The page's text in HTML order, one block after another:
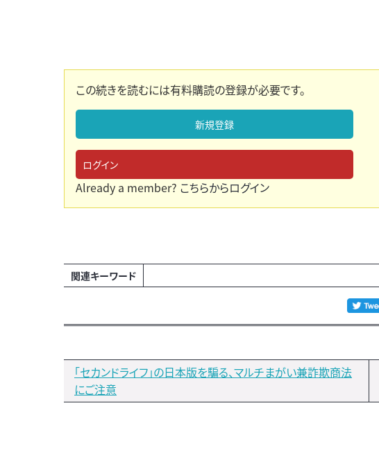
この続きを読むには有料購読の登録が必要です。
新規登録
ログイン
Already a member? こちらからログイン
関連キーワード
「セカンドライフ」の日本版を騙る、マルチまがい兼詐欺商法
にご注意